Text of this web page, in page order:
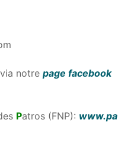
notre page facebook
Patros (FNP):